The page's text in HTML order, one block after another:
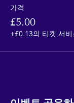
가격
£5.00
+£0.13의 티켓 서